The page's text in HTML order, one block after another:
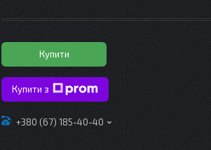
Купити
Купити з
+380 (67) 185-40-40